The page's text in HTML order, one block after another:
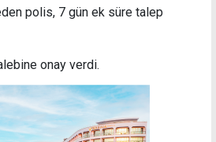
polis, 7 gün ek süre talep
onay verdi.